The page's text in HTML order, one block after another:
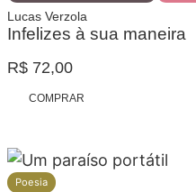
Lucas Verzola
Infelizes à sua maneira
R$ 72,00
COMPRAR
Poesia